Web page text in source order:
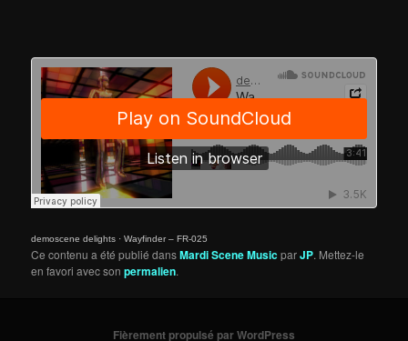
demoscene delights ·Wayfinder – FR-025
Ce contenu a été publié dansMardi Scene MusicparJP. Mettez-le
en favori avec sonpermalien.
Fièrement propulsé par WordPress